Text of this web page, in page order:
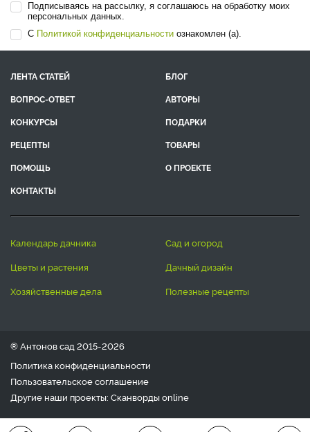
Подписываясь на рассылку, я соглашаюсь на обработку моих
персональных данных.
С Политикой конфиденциальности ознакомлен (а).
ЛЕНТА СТАТЕЙ
БЛОГ
ВОПРОС-ОТВЕТ
АВТОРЫ
КОНКУРСЫ
ПОДАРКИ
РЕЦЕПТЫ
ТОВАРЫ
ПОМОЩЬ
О ПРОЕКТЕ
КОНТАКТЫ
календарь дачника
сад и огород
цветы и растения
дачный дизайн
хозяйственные дела
полезные рецепты
® Антонов сад 2015-2026
Политика конфиденциальности
Пользовательское соглашение
Другие наши проекты: Сканвордыonline
Любое использование материала допускается только с